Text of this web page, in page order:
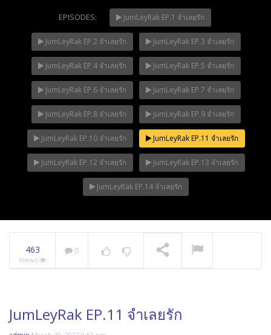
NOW PLAYING Mani Nakha Ep.14
EPISODES: JumLeyRak EP.1 จำเลยรัก
JumLeyRak EP.2 จำเลยรัก JumLeyRak EP.3 จำเลยรัก
JumLeyRak EP.4 จำเลยรัก JumLeyRak EP.5 จำเลยรัก
JumLeyRak EP.6 จำเลยรัก JumLeyRak EP.7 จำเลยรัก
JumLeyRak EP.8 จำเลยรัก JumLeyRak EP.9 จำเลยรัก
JumLeyRak EP.10 จำเลยรัก JumLeyRak EP.11 จำเลยรัก
JumLeyRak EP.12 จำเลยรัก JumLeyRak EP.13 จำเลยรัก
JumLeyRak EP.14 จำเลยรัก
463
Views
0
JumLeyRak EP.11 จำเลยรัก